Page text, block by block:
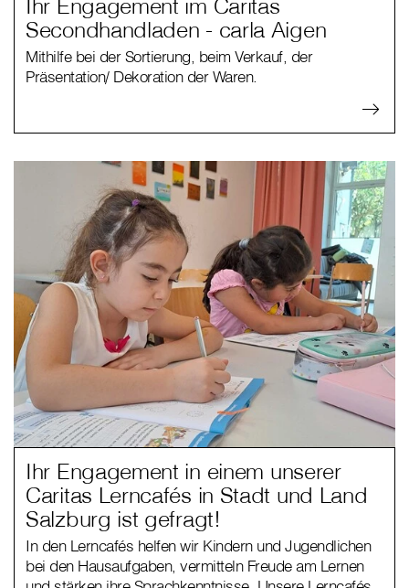
Ihr Engagement im Caritas
Secondhandladen - carla Aigen
Mithilfe bei der Sortierung, beim Verkauf, der
Präsentation/ Dekoration der Waren.
Ihr Engagement in einem unserer
Caritas Lerncafés in Stadt und Land
Salzburg ist gefragt!
In den Lerncafés helfen wir Kindern und Jugendlichen
bei den Hausaufgaben, vermitteln Freude am Lernen